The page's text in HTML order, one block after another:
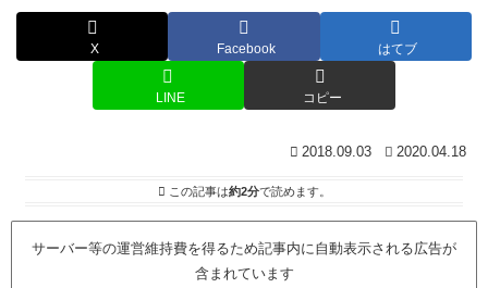
X Facebook はてブ
LINE コピー
2018.09.03 2020.04.18
この記事は約2分で読めます。
サーバー等の運営維持費を得るため記事内に自動表示される広告が
含まれています